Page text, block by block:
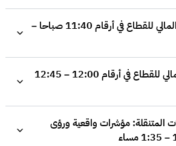
العرض الثالث: الأداء المالي للقطاع في أرقام 11:40 صباحا –
جلسة نقاش: الأداء المالي للقطاع في أرقام 12:00 – 12:45
المتنقلة: مؤشرات واقعية ورؤى